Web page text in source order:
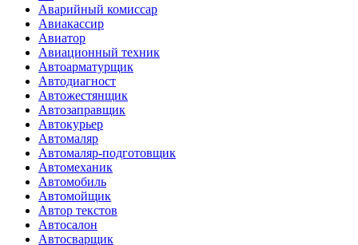
Аварийный комиссар
Авиакассир
Авиатор
Авиационный техник
Автоарматурщик
Автодиагност
Автожестянщик
Автозаправщик
Автокурьер
Автомаляр
Автомаляр-подготовщик
Автомеханик
Автомобиль
Автомойщик
Автор текстов
Автосалон
Автосварщик